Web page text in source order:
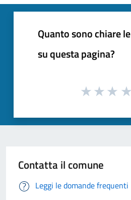
Quanto sono chiare
su questa pagina?
Contatta il comune
Leggi le domande frequenti